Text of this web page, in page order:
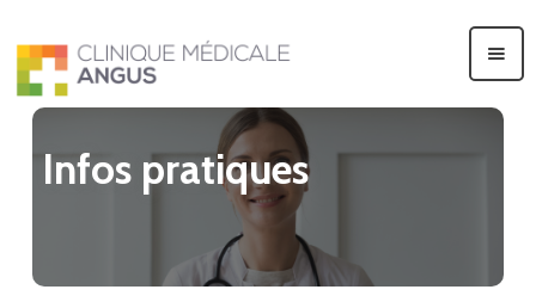
Infos pratiques